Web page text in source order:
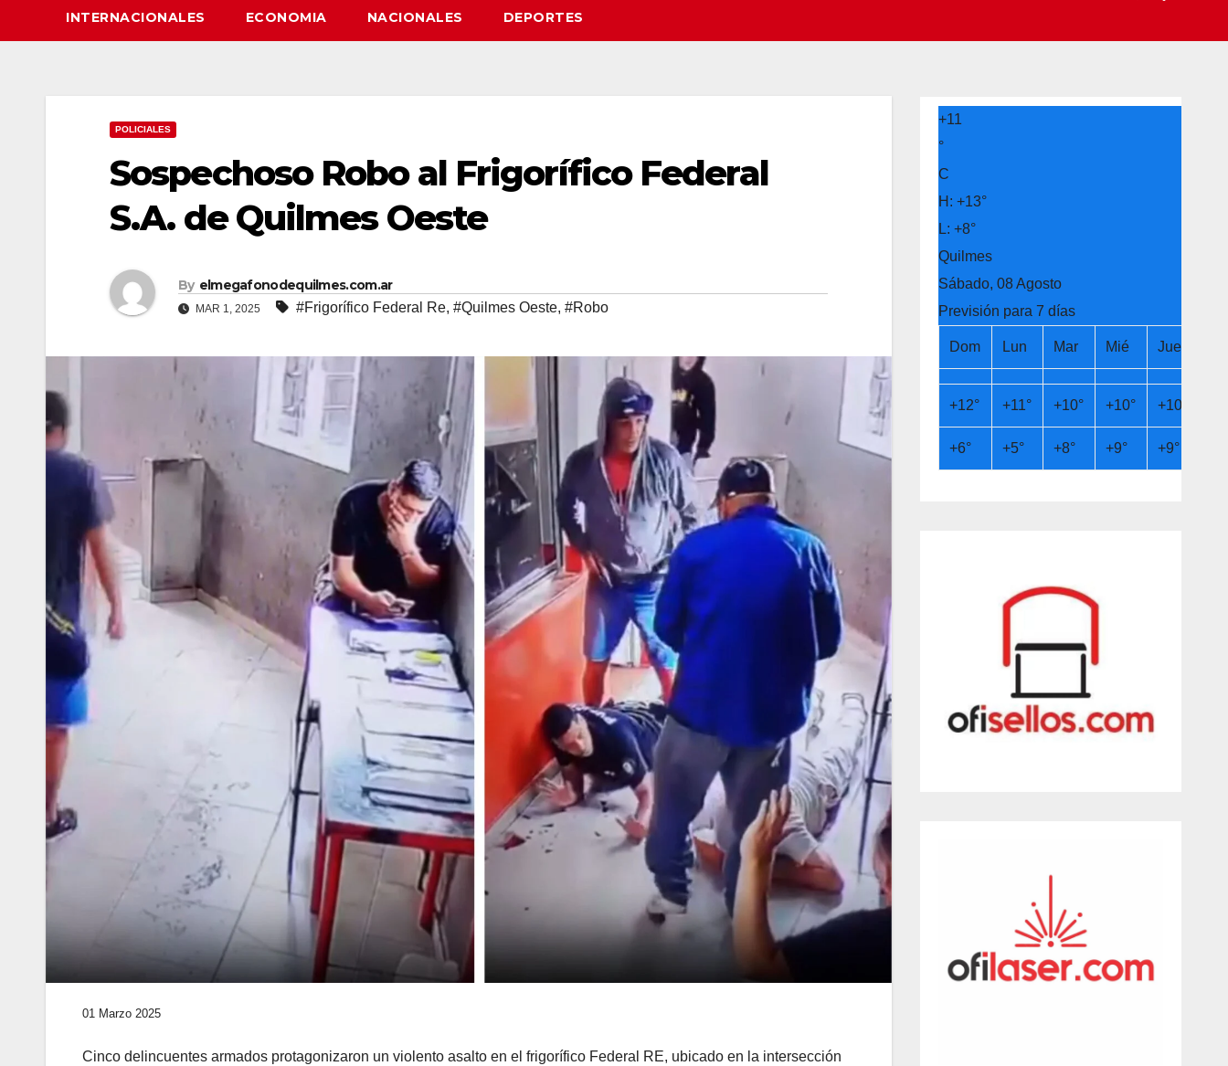
INTERNACIONALES ECONOMIA NACIONALES DEPORTES
POLICIALES
Sospechoso Robo al Frigorífico Federal
S.A. de Quilmes Oeste
By elmegafonodequilmes.com.ar
MAR 1, 2025 #Frigorífico Federal Re, #Quilmes Oeste, #Robo
01 Marzo 2025
Cinco delincuentes armados protagonizaron un violento asalto en el frigorífico Federal RE, ubicado en la intersección
+11
°
C
H: +13°
L: +8°
Quilmes
Sábado, 08 Agosto
Previsión para 7 días
Dom Lun Mar Mié Jue
+12° +11° +10° +10° +10°
+6° +5° +8° +9° +9°